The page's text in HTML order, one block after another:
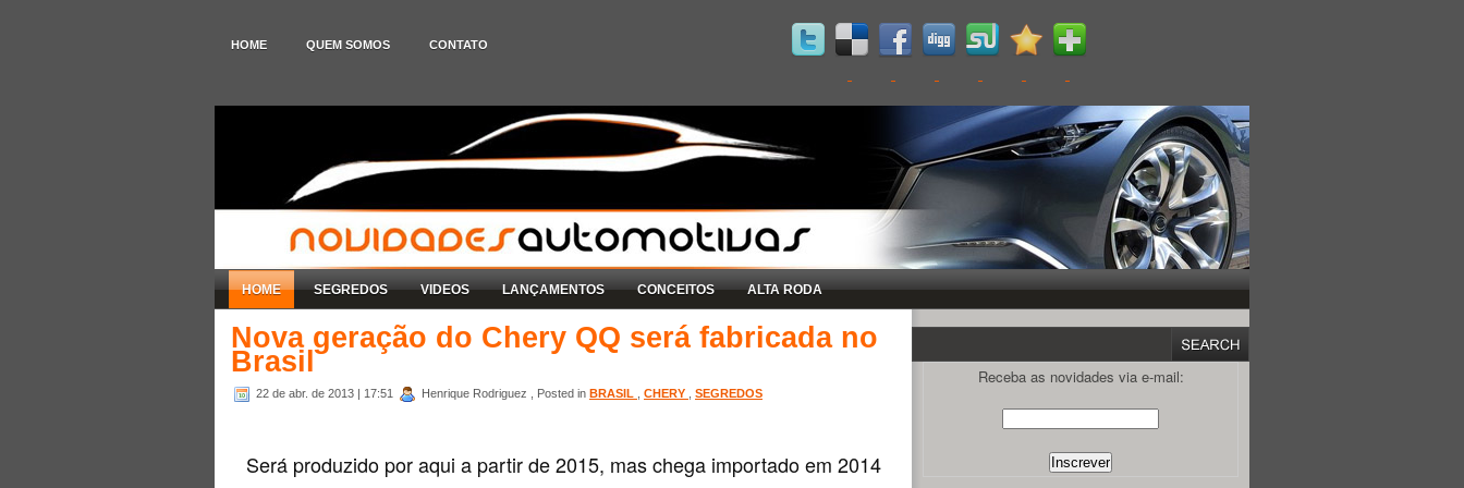
HOME QUEM SOMOS CONTATO
HOME SEGREDOS VIDEOS LANÇAMENTOS CONCEITOS ALTA RODA
Nova geração do Chery QQ será fabricada no
Brasil
22 de abr. de 2013 | 17:51 Henrique Rodriguez , Posted in BRASIL CHERY SEGREDOS
Será produzido por aqui a partir de 2015, mas chega importado em 2014
Receba as novidades via e-mail: